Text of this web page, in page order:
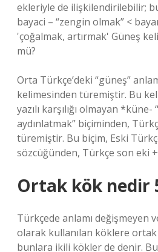
ekleriyle de ilişkilendirilebilir;
bayaci – “zengin olmak” <
'çoğalmak, artırmak' Güneş
mü?
Orta Türkçe’deki “güneş”
kelimesinden türemiştir. Bu
yazılı karşılığı olmayan *küne-
aydınlatmak” biçiminden,
türemiştir. Bu biçim, Eski
sözcüğünden, Türkçe son eki
Ortak kök nedir
Türkçede anlamı değişmeyen
olarak kullanılan köklere
bunlara ikili kökler de denir.